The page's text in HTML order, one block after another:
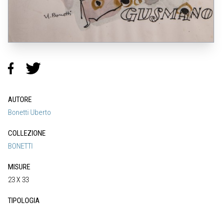
AUTORE
Bonetti Uberto
COLLEZIONE
BONETTI
MISURE
23 X 33
TIPOLOGIA